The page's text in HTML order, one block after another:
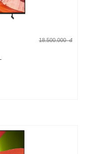
18.500.000 đ